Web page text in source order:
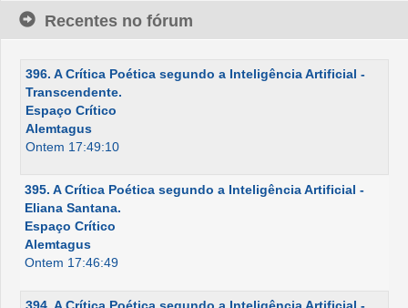
Recentes no fórum
396. A Crítica Poética segundo a Inteligência Artificial -
Transcendente.
Espaço Crítico
Alemtagus
Ontem 17:49:10
395. A Crítica Poética segundo a Inteligência Artificial -
Eliana Santana.
Espaço Crítico
Alemtagus
Ontem 17:46:49